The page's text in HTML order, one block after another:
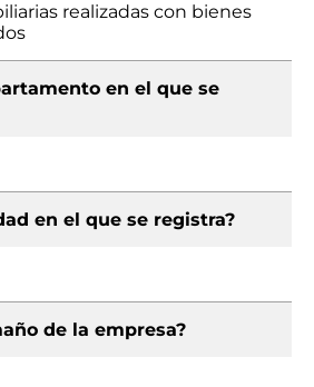
realizadas con bienes
en el que se
en el que se registra?
de la empresa?